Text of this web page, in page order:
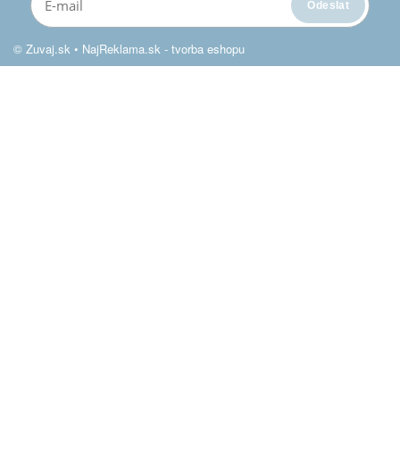
© Zuvaj.sk • NajReklama.sk - tvorba eshopu